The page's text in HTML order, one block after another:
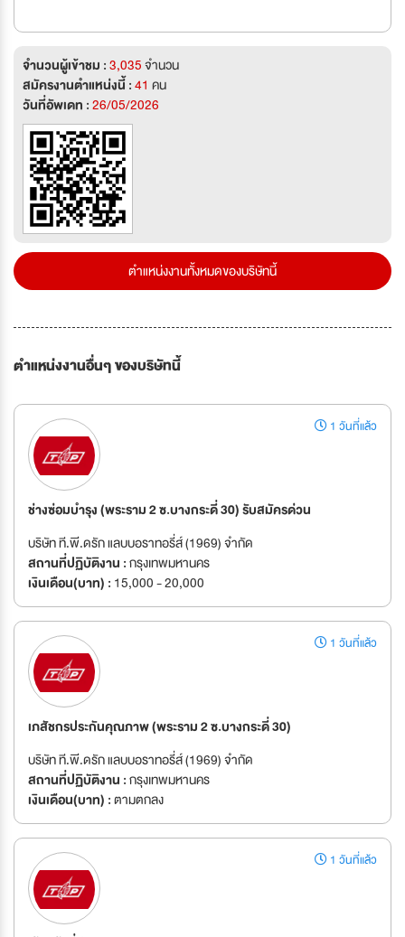
จำนวนผู้เข้าชม :3,035จำนวน
สมัครงานตำแหน่งนี้ :41 คน
วันที่อัพเดท :26/05/2026
ตำแหน่งงานทั้งหมดของบริษัทนี้
ตำแหน่งงานอื่นๆ ของบริษัทนี้
1 วันที่แล้ว
ช่างซ่อมบำรุง (พระราม 2 ซ.บางกระดี่ 30) รับสมัครด่วน
บริษัท ที.พี.ดรัก แลบบอราทอรี่ส์ (1969) จำกัด
สถานที่ปฏิบัติงาน :กรุงเทพมหานคร
เงินเดือน(บาท) : 15,000 - 20,000
1 วันที่แล้ว
เภสัชกรประกันคุณภาพ (พระราม 2 ซ.บางกระดี่ 30)
บริษัท ที.พี.ดรัก แลบบอราทอรี่ส์ (1969) จำกัด
สถานที่ปฏิบัติงาน :กรุงเทพมหานคร
เงินเดือน(บาท) :ตามตกลง
1 วันที่แล้ว